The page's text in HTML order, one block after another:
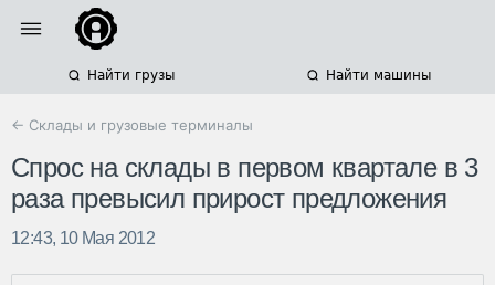
Найти грузы Найти машины
← Склады и грузовые терминалы
Спрос на склады в первом квартале в 3
раза превысил прирост предложения
12:43, 10 Мая 2012